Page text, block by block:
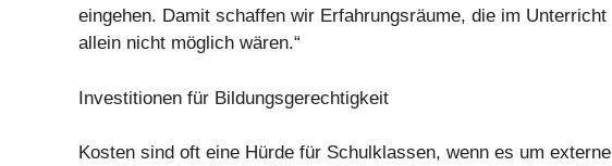
eingehen. Damit schaffen wir Erfahrungsräume, die im Unterricht
allein nicht möglich wären.“
Investitionen für Bildungsgerechtigkeit
Kosten sind oft eine Hürde für Schulklassen, wenn es um externe